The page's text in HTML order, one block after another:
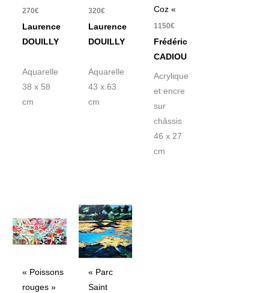
270€
Laurence
DOUILLY
Aquarelle
38 x 58
cm
320€
Laurence
DOUILLY
Aquarelle
43 x 63
cm
Coz «
1150€
Frédéric
CADIOU
Acrylique
et encre
sur
châssis
46 x 27
cm
« Poissons
rouges »
« Parc
Saint